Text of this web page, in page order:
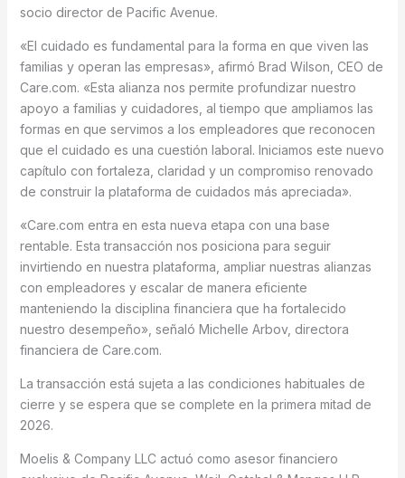
socio director de Pacific Avenue.
«El cuidado es fundamental para la forma en que viven las
familias y operan las empresas», afirmó Brad Wilson, CEO de
Care.com. «Esta alianza nos permite profundizar nuestro
apoyo a familias y cuidadores, al tiempo que ampliamos las
formas en que servimos a los empleadores que reconocen
que el cuidado es una cuestión laboral. Iniciamos este nuevo
capítulo con fortaleza, claridad y un compromiso renovado
de construir la plataforma de cuidados más apreciada».
«Care.com entra en esta nueva etapa con una base
rentable. Esta transacción nos posiciona para seguir
invirtiendo en nuestra plataforma, ampliar nuestras alianzas
con empleadores y escalar de manera eficiente
manteniendo la disciplina financiera que ha fortalecido
nuestro desempeño», señaló Michelle Arbov, directora
financiera de Care.com.
La transacción está sujeta a las condiciones habituales de
cierre y se espera que se complete en la primera mitad de
2026.
Moelis & Company LLC actuó como asesor financiero